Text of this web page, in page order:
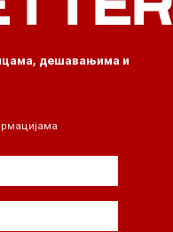
дешавањима и